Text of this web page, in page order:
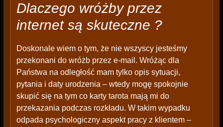
Dlaczego wróżby przez
internet są skuteczne ?
Doskonale wiem o tym, że nie wszyscy jesteśmy
przekonani do wróżb przez e-mail. Wróżąc dla
Państwa na odległość mam tylko opis sytuacji,
pytania i daty urodzenia – wtedy mogę spokojnie
skupić się na tym co karty tarota mają mi do
przekazania podczas rozkładu. W takim wypadku
odpada psychologiczny aspekt pracy z klientem –